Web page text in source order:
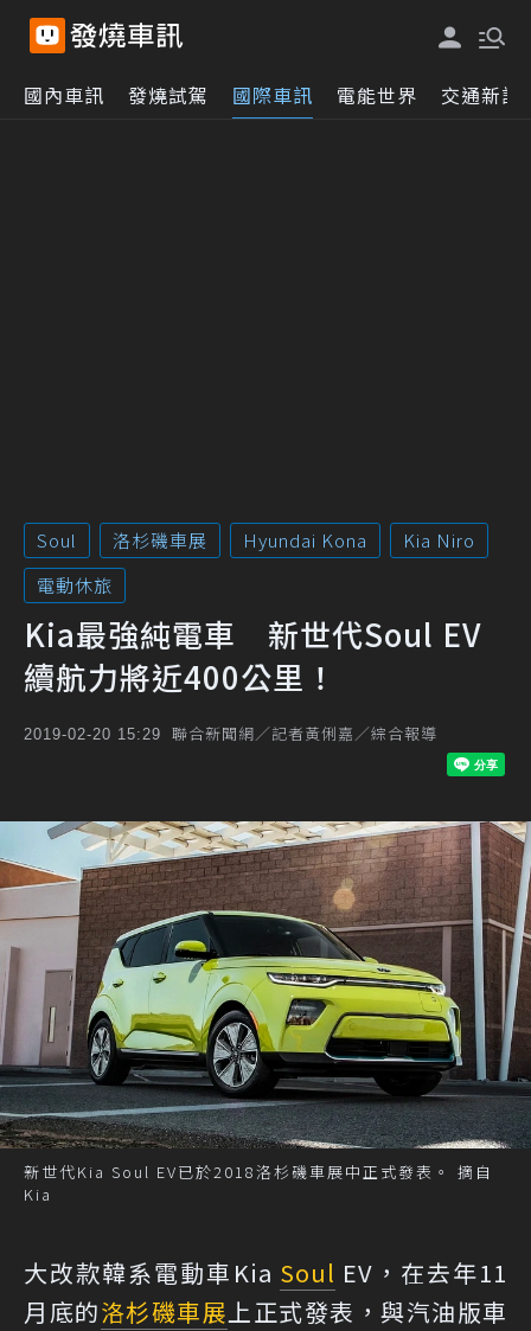
國內車訊 發燒試駕 國際車訊 電能世界 交通新訊
Soul 洛杉磯車展 Hyundai Kona
Kia Niro
電動休旅
Kia最強純電車 新世代Soul EV
續航力將近400公里！
2019-02-20 15:29 聯合新聞網／記者黃俐嘉／綜合報導
新世代Kia Soul EV已於2018洛杉磯車展中正式發表。 摘自
Kia
大改款韓系電動車Kia Soul EV，在去年11
月底的洛杉磯車展上正式發表，與汽油版車